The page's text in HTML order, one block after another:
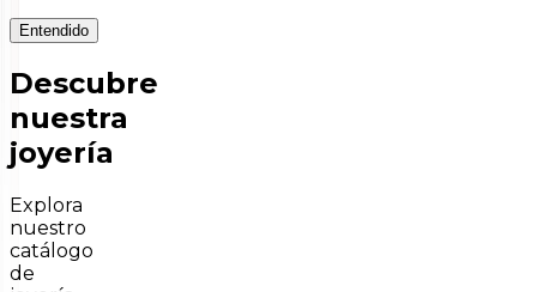
Entendido
Descubre
nuestra
joyería
Explora
nuestro
catálogo
de